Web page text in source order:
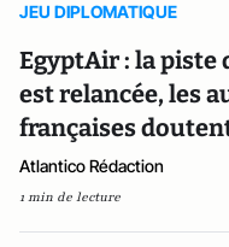
JEU DIPLOMATIQUE
EgyptAir : la
est relancée, les
françaises
Atlantico Rédaction
1 min de lecture